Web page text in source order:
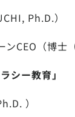
Ph.D.）
CEO（博士
シー教育」
）